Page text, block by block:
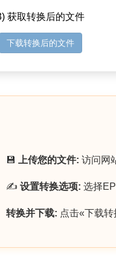
获取转换后的文件
下载转换后的文件
💾 上传您的文件: 访问网
✍️ 设置转换选项: 选择
转换并下载: 点击«下载